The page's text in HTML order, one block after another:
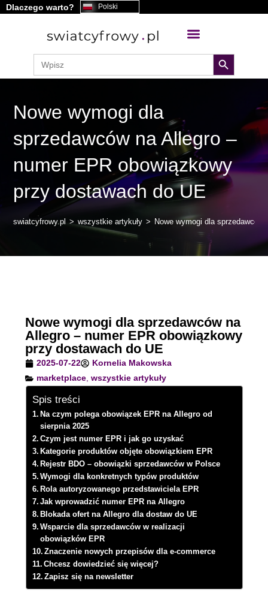
treści
Dlaczego warto? Polski
Search
for:
search button
Nowe wymogi dla
sprzedawców na Allegro –
numer EPR obowiązkowy
przy dostawach do UE
swiatcyfrowy.pl > wszystkie artykuły > Nowe wymogi dla
Nowe wymogi dla sprzedawców na
Allegro – numer EPR obowiązkowy
przy dostawach do UE
2025-07-22
Kornelia Makowska
marketplace ,wszystkie artykuły
Spis treści
Na czym polega obowiązek EPR na Allegro od
sierpnia 2025
Czym jest numer EPR i jak go uzyskać
Kategorie produktów objęte obowiązkiem EPR
Rejestr BDO – obowiązki sprzedawców w Polsce
Wymogi dla konkretnych typów produktów
Rola autoryzowanego przedstawiciela EPR
Jak wprowadzić numer EPR na Allegro
Blokada ofert na Allegro dla dostaw do UE
Wsparcie dla sprzedawców w realizacji
obowiązków EPR
Znaczenie nowych przepisów dla e-commerce
Chcesz dowiedzieć się więcej?
Zapisz się na newsletter